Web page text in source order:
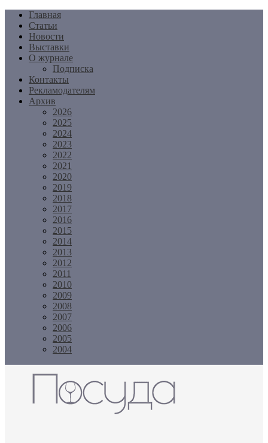
Перейти
содержимому
Главная
Статьи
Новости
Выставки
О журнале
Подписка
Контакты
Рекламодателям
Архив
2026
2025
2024
2023
2022
2021
2020
2019
2018
2017
2016
2015
2014
2013
2012
2011
2010
2009
2008
2007
2006
2005
2004